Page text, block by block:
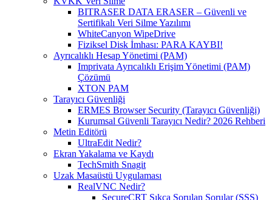
BITRASER DATA ERASER – Güvenli ve
Sertifikalı Veri Silme Yazılımı
WhiteCanyon WipeDrive
Fiziksel Disk İmhası: PARA KAYBI!
Ayrıcalıklı Hesap Yönetimi (PAM)
Imprivata Ayrıcalıklı Erişim Yönetimi (PAM)
Çözümü
XTON PAM
Tarayıcı Güvenliği
ERMES Browser Security (Tarayıcı Güvenliği)
Kurumsal Güvenli Tarayıcı Nedir? 2026 Rehberi
Metin Editörü
UltraEdit Nedir?
Ekran Yakalama ve Kaydı
TechSmith Snagit
Uzak Masaüstü Uygulaması
RealVNC Nedir?
SecureCRT Sıkça Sorulan Sorular (SSS)